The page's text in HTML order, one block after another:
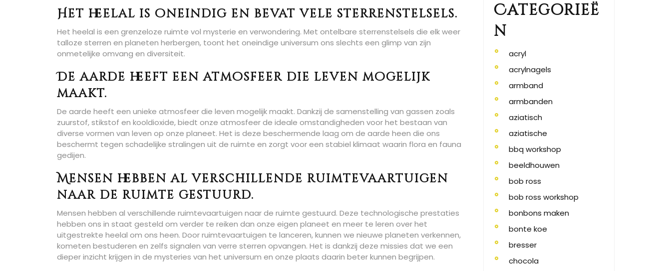
Het heelal is oneindig en bevat vele sterrenstelsels.
Het heelal is een grenzeloze ruimte vol mysterie en verwondering. Met ontelbare sterrenstelsels die elk weer
talloze sterren en planeten herbergen, toont het oneindige universum ons slechts een glimp van zijn
onmetelijke omvang en diversiteit.
De aarde heeft een atmosfeer die leven mogelijk
maakt.
De aarde heeft een unieke atmosfeer die leven mogelijk maakt. Dankzij de samenstelling van gassen zoals
zuurstof, stikstof en kooldioxide, biedt onze atmosfeer de ideale omstandigheden voor het bestaan van
diverse vormen van leven op onze planeet. Het is deze beschermende laag om de aarde heen die ons
beschermt tegen schadelijke stralingen uit de ruimte en zorgt voor een stabiel klimaat waarin flora en fauna
gedijen.
Mensen hebben al verschillende ruimtevaartuigen
naar de ruimte gestuurd.
Mensen hebben al verschillende ruimtevaartuigen naar de ruimte gestuurd. Deze technologische prestaties
hebben ons in staat gesteld om verder te reiken dan onze eigen planeet en meer te leren over het
uitgestrekte heelal om ons heen. Door ruimtevaartuigen te lanceren, kunnen we nieuwe planeten verkennen,
kometen bestuderen en zelfs signalen van verre sterren opvangen. Het is dankzij deze missies dat we een
dieper inzicht krijgen in de mysteries van het universum en onze plaats daarin beter kunnen begrijpen.
Categorieë
n
acryl
acrylnagels
armband
armbanden
aziatisch
aziatische
bbq workshop
beeldhouwen
bob ross
bob ross workshop
bonbons maken
bonte koe
bresser
chocola